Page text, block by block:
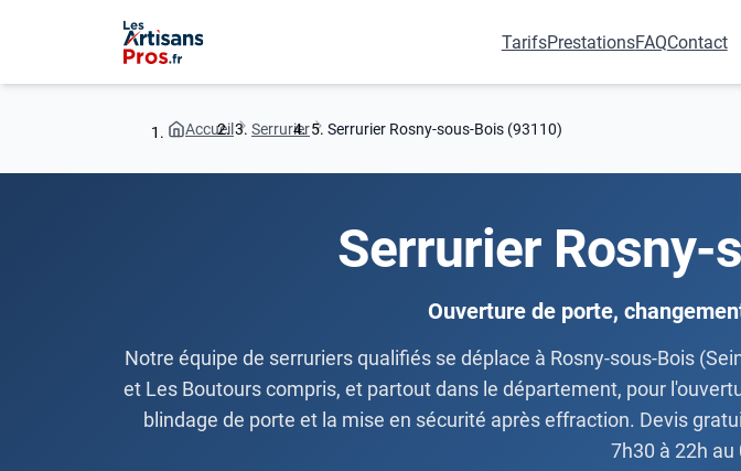
TarifsPrestationsFAQContact
Accueil Serrurier Serrurier Rosny-sous-Bois (93110)
Serrurier
Ouverture de porte,
Notre équipe de serruriers qualifiés se déplace à Rosny-sous-Bois
et Les Boutours compris, et partout dans le département, pour
blindage de porte et la mise en sécurité après effraction. Devis
7h30 à 22h au